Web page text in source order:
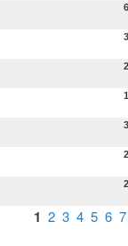
6
3
2
1
1 2 3 4 5 6 7